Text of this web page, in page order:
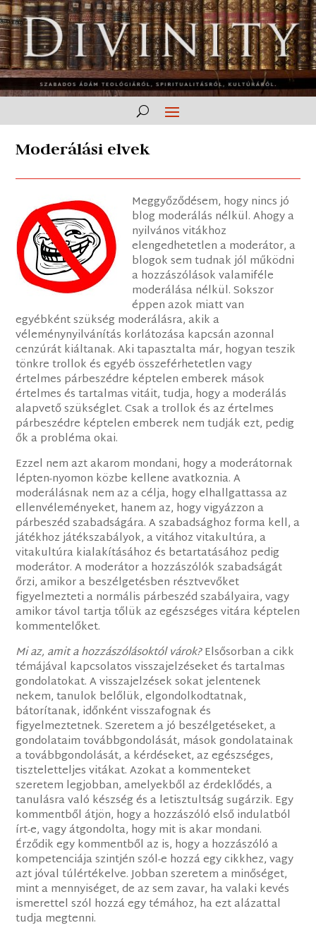
Moderálási elvek
Meggyőződésem, hogy nincs jó
blog moderálás nélkül. Ahogy a
nyilvános vitákhoz
elengedhetetlen a moderátor, a
blogok sem tudnak jól működni
a hozzászólások valamiféle
moderálása nélkül. Sokszor
éppen azok miatt van
egyébként szükség moderálásra, akik a
véleménynyilvánítás korlátozása kapcsán azonnal
cenzúrát kiáltanak. Aki tapasztalta már, hogyan teszik
tönkre trollok és egyéb összeférhetetlen vagy
értelmes párbeszédre képtelen emberek mások
értelmes és tartalmas vitáit, tudja, hogy a moderálás
alapvető szükséglet. Csak a trollok és az értelmes
párbeszédre képtelen emberek nem tudják ezt, pedig
ők a probléma okai.
Ezzel nem azt akarom mondani, hogy a moderátornak
lépten-nyomon közbe kellene avatkoznia. A
moderálásnak nem az a célja, hogy elhallgattassa az
ellenvéleményeket, hanem az, hogy vigyázzon a
párbeszéd szabadságára. A szabadsághoz forma kell, a
játékhoz játékszabályok, a vitához vitakultúra, a
vitakultúra kialakításához és betartatásához pedig
moderátor. A moderátor a hozzászólók szabadságát
őrzi, amikor a beszélgetésben résztvevőket
figyelmezteti a normális párbeszéd szabályaira, vagy
amikor távol tartja tőlük az egészséges vitára képtelen
kommentelőket.
Mi az, amit a hozzászólásoktól várok?Elsősorban a cikk
témájával kapcsolatos visszajelzéseket és tartalmas
gondolatokat. A visszajelzések sokat jelentenek
nekem, tanulok belőlük, elgondolkodtatnak,
bátorítanak, időnként visszafognak és
figyelmeztetnek. Szeretem a jó beszélgetéseket, a
gondolataim továbbgondolását, mások gondolatainak
a továbbgondolását, a kérdéseket, az egészséges,
tiszteletteljes vitákat. Azokat a kommenteket
szeretem legjobban, amelyekből az érdeklődés, a
tanulásra való készség és a letisztultság sugárzik. Egy
kommentből átjön, hogy a hozzászóló első indulatból
írt-e, vagy átgondolta, hogy mit is akar mondani.
Érződik egy kommentből az is, hogy a hozzászóló a
kompetenciája szintjén szól-e hozzá egy cikkhez, vagy
azt jóval túlértékelve. Jobban szeretem a minőséget,
mint a mennyiséget, de az sem zavar, ha valaki kevés
ismerettel szól hozzá egy témához, ha ezt alázattal
tudja megtenni.